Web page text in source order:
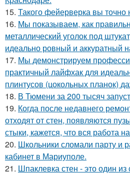
15. Такого фейерверка вы точно
16. Мы показываем, как
металлический уголок под
идеально ровный и аккуратный
17. Мы демонстрируем
практичный лайфхак для
плинтусов (цокольных планок)
18. В Тюмени за 200 тысяч
19. Когда после недавнего
отходят от стен, появляются
стыки, кажется, что вся работа
20. Школьники сломали парту и
кабинет в Мариуполе.
21. Шпаклевка стен - это один